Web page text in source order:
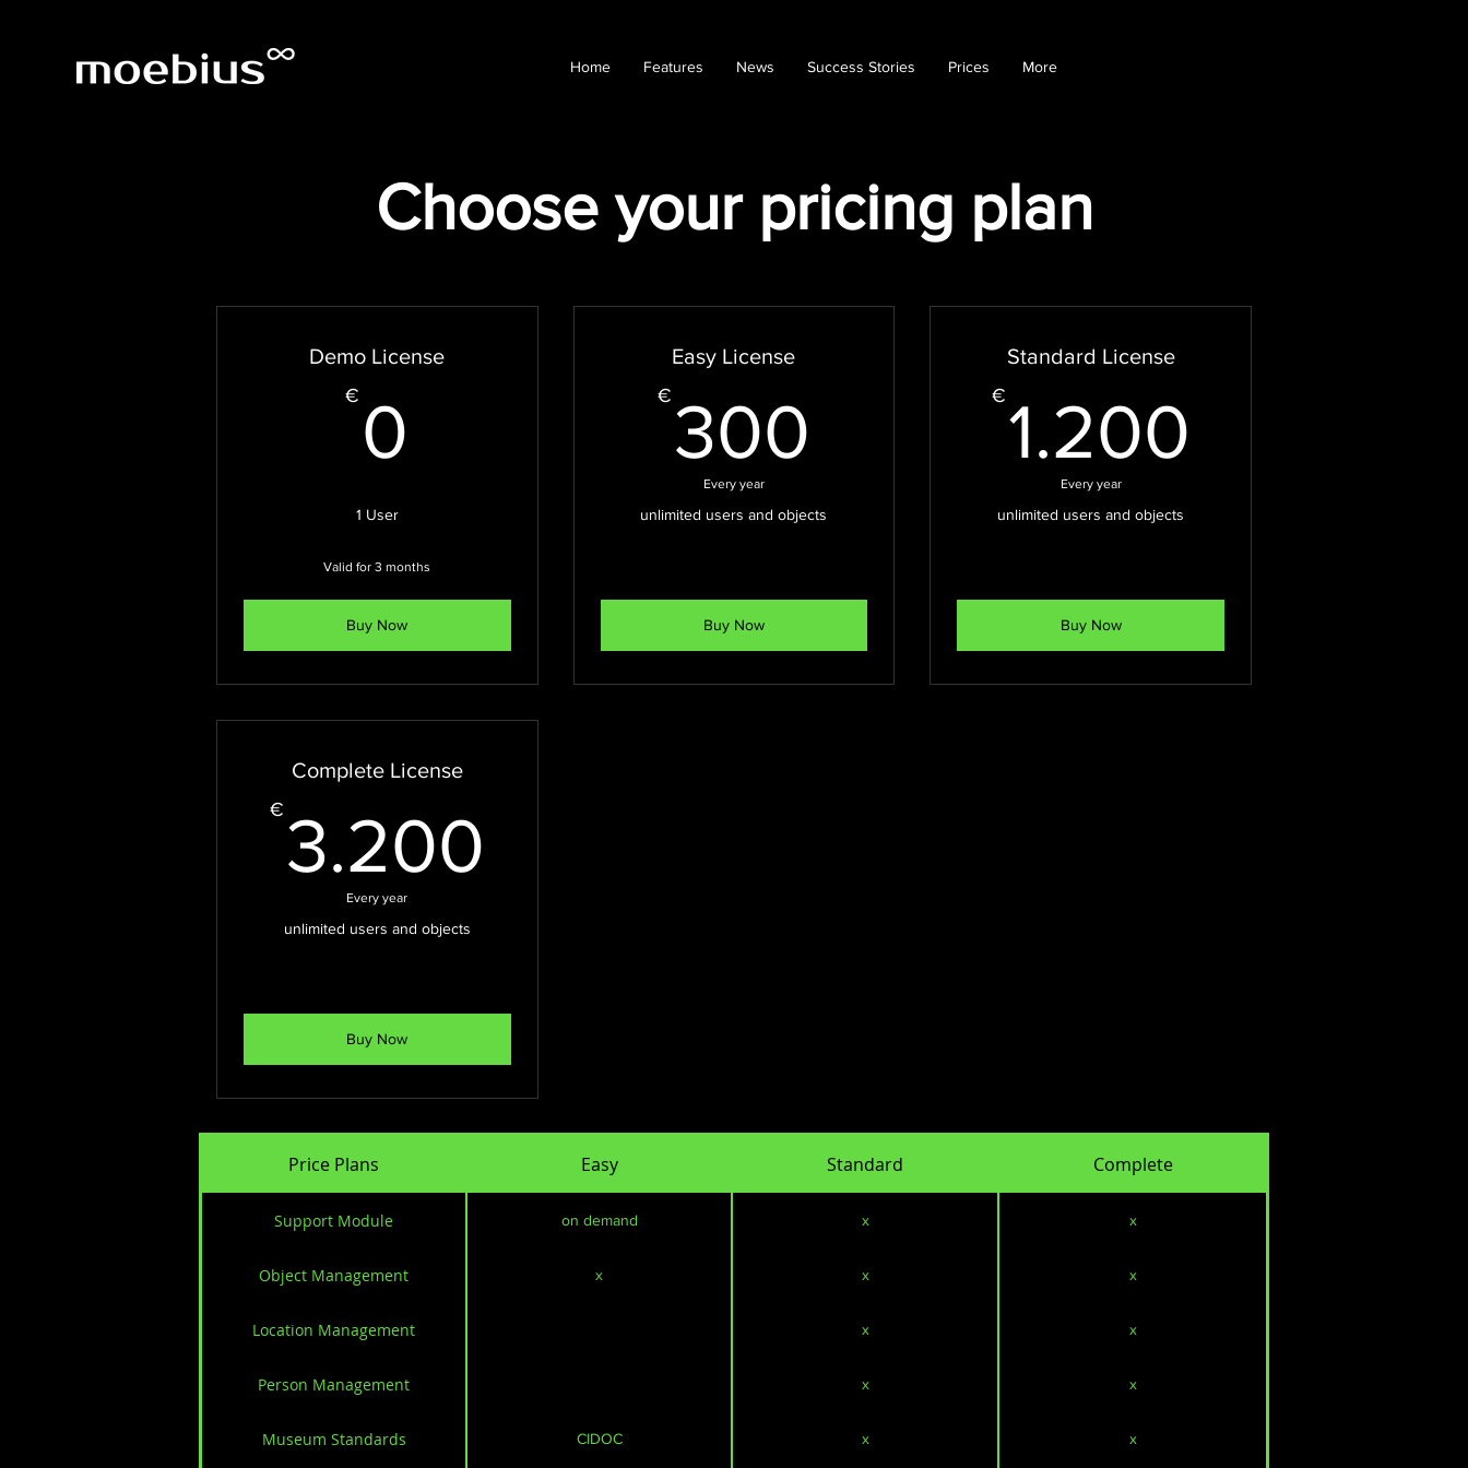
Home Features News Success Stories Prices More
Choose your pricing plan
Demo License
€ 0
1 User
Valid for 3 months
Buy Now
Easy License
€ 300 300€
Every year
unlimited users and objects
Buy Now
Standard License
€ 1.200
Every year
unlimited users and objects
Buy Now
Complete License
€ 3.200
Every year
unlimited users and objects
Buy Now
Price Plans Easy Standard Complete
Support Module on demand x x
Object Management x x x
Location Management x x
Person Management x x
Museum Standards CIDOC x x